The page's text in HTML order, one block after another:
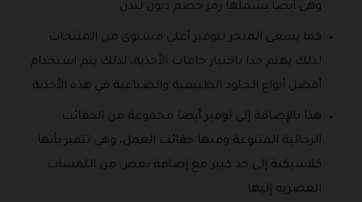
وهي أيضا يشملها رمز خصم ديون لندن.
كما يسعى المتجر لتوفير أعلى مستوى من المنتجات
لذلك يهتم جدا باختيار خامات الأحذية، لذلك يتم استخدام
أفضل أنواع الجلود الطبيعية والصناعية في هذه الأحذية.
هذا بالإضافة إلى توفير أيضا مجموعة من الحقائب
الرجالية المتنوعة ومنها حقائب العمل، وهي تتميز بأنها
كلاسيكية إلى حد كبير مع إضافة بعض من اللمسات
العصرية إليها.